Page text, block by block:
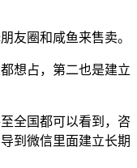
友圈和咸鱼来售卖。
想占，第二也是建立
全国都可以看到，咨
到微信里面建立长期